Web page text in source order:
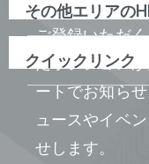
ご登録いただ
たポジション
ートでお知ら
ュースやイベ
せします。
その他エリアの
クイックリンク